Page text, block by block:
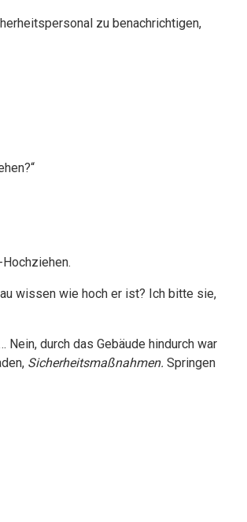
zu benachrichtigen,
wissen wie hoch er ist? Ich bitte sie,
durch das Gebäude hindurch war
Sicherheitsmaßnahmen. Springen